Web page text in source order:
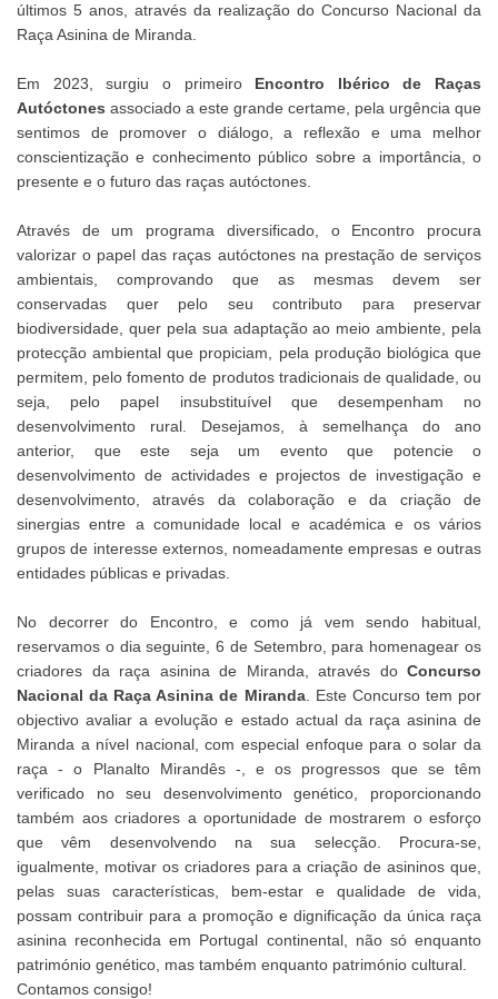
últimos 5 anos, através da realização do Concurso Nacional da
Raça Asinina de Miranda.
Em 2023, surgiu o primeiro Encontro Ibérico de Raças
Autóctones associado a este grande certame, pela urgência que
sentimos de promover o diálogo, a reflexão e uma melhor
conscientização e conhecimento público sobre a importância, o
presente e o futuro das raças autóctones.
Através de um programa diversificado, o Encontro procura
valorizar o papel das raças autóctones na prestação de serviços
ambientais, comprovando que as mesmas devem ser
conservadas quer pelo seu contributo para preservar
biodiversidade, quer pela sua adaptação ao meio ambiente, pela
protecção ambiental que propiciam, pela produção biológica que
permitem, pelo fomento de produtos tradicionais de qualidade, ou
seja, pelo papel insubstituível que desempenham no
desenvolvimento rural. Desejamos, à semelhança do ano
anterior, que este seja um evento que potencie o
desenvolvimento de actividades e projectos de investigação e
desenvolvimento, através da colaboração e da criação de
sinergias entre a comunidade local e académica e os vários
grupos de interesse externos, nomeadamente empresas e outras
entidades públicas e privadas.
No decorrer do Encontro, e como já vem sendo habitual,
reservamos o dia seguinte, 6 de Setembro, para homenagear os
criadores da raça asinina de Miranda, através do Concurso
Nacional da Raça Asinina de Miranda. Este Concurso tem por
objectivo avaliar a evolução e estado actual da raça asinina de
Miranda a nível nacional, com especial enfoque para o solar da
raça - o Planalto Mirandês -, e os progressos que se têm
verificado no seu desenvolvimento genético, proporcionando
também aos criadores a oportunidade de mostrarem o esforço
que vêm desenvolvendo na sua selecção. Procura-se,
igualmente, motivar os criadores para a criação de asininos que,
pelas suas características, bem-estar e qualidade de vida,
possam contribuir para a promoção e dignificação da única raça
asinina reconhecida em Portugal continental, não só enquanto
património genético, mas também enquanto património cultural.
Contamos consigo!